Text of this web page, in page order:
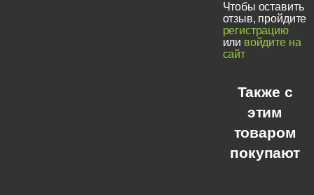
Чтобы оставить
отзыв, пройдите
регистрацию
или войдите на
сайт
Также с
этим
товаром
покупают